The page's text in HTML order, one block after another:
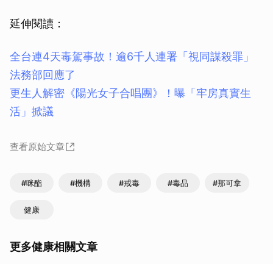
延伸閱讀：
全台連4天毒駕事故！逾6千人連署「視同謀殺罪」
法務部回應了
更生人解密《陽光女子合唱團》！曝「牢房真實生
活」掀議
查看原始文章
#咪酯 #機構 #戒毒 #毒品 #那可拿
健康
更多健康相關文章